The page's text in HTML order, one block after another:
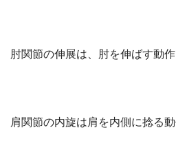
肘関節の伸展は、肘を伸ばす動作
肩関節の内旋は肩を内側に捻る